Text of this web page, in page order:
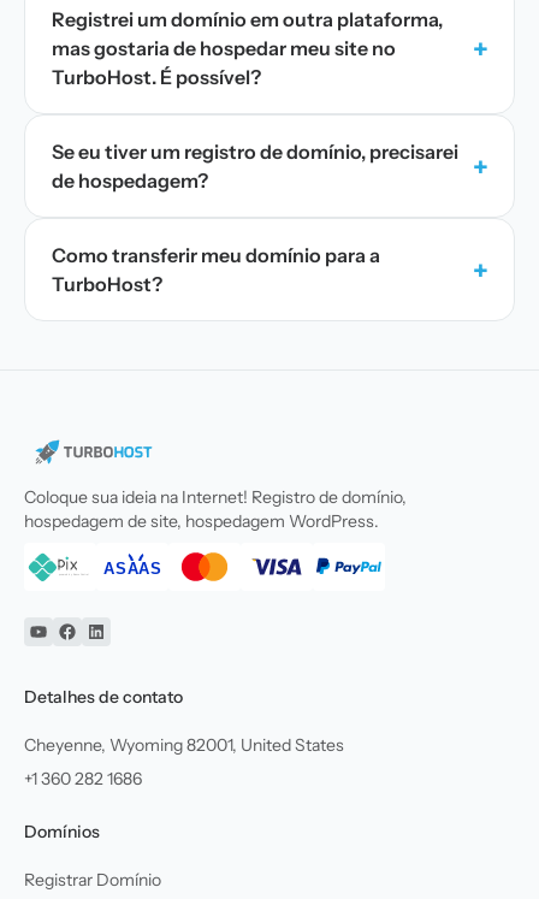
Registrei um domínio em outra plataforma,
mas gostaria de hospedar meu site no
TurboHost. É possível?
+
Se eu tiver um registro de domínio, precisarei
de hospedagem?
+
Como transferir meu domínio para a
TurboHost?
+
Coloque sua ideia na Internet! Registro de domínio,
hospedagem de site, hospedagem WordPress.
YouTube
Facebook
Linkedin
Detalhes de contato
Cheyenne, Wyoming 82001, United States
+1 360 282 1686
Domínios
Registrar Domínio